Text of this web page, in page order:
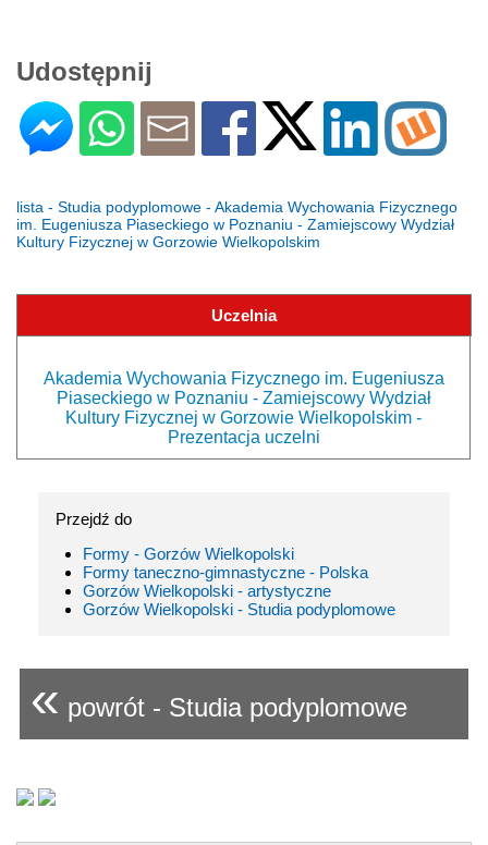
Udostępnij
lista - Studia podyplomowe - Akademia Wychowania Fizycznego
im. Eugeniusza Piaseckiego w Poznaniu - Zamiejscowy Wydział
Kultury Fizycznej w Gorzowie Wielkopolskim
Uczelnia
Akademia Wychowania Fizycznego im. Eugeniusza
Piaseckiego w Poznaniu - Zamiejscowy Wydział
Kultury Fizycznej w Gorzowie Wielkopolskim -
Prezentacja uczelni
Przejdź do
Formy - Gorzów Wielkopolski
Formy taneczno-gimnastyczne - Polska
Gorzów Wielkopolski - artystyczne
Gorzów Wielkopolski - Studia podyplomowe
« powrót - Studia podyplomowe